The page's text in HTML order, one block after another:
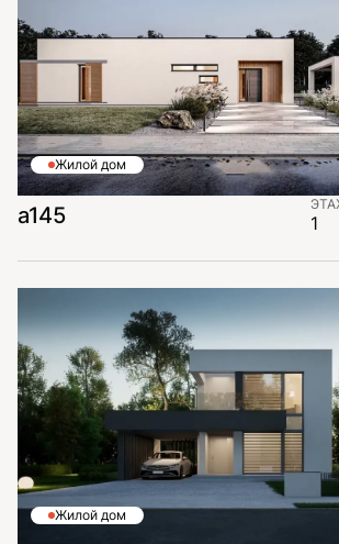
Жилой дом
a145 1
Жилой дом